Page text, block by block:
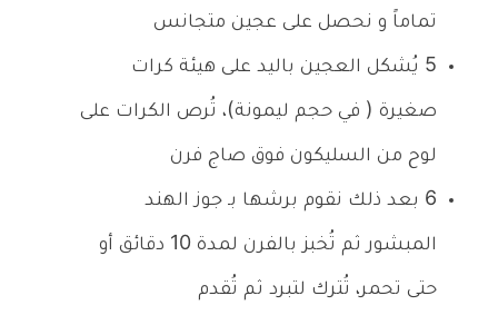
تماماً و نحصل على عجين متجانس
5 يُشكل العجين باليد على هيئة كرات
صغيرة ( في حجم ليمونة)، تُرص الكرات على
لوح من السليكون فوق صاج فرن
6 بعد ذلك نقوم برشها بـ جوز الهند
المبشور ثم تُخبز بالفرن لمدة 10 دقائق أو
حتى تحمر، تُترك لتبرد ثم تُقدم